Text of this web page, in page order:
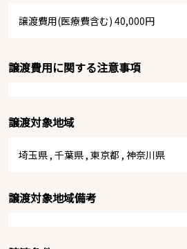
譲渡費用(医療費含む) 40,000円
譲渡費用に関する注意事項
譲渡対象地域
埼玉県 , 千葉県 , 東京都 , 神奈川県
譲渡対象地域備考